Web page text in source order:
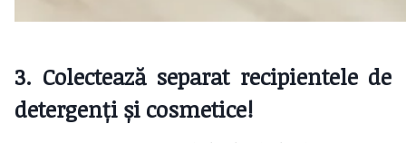
3. Colectează separat recipientele de
detergenți și cosmetice!